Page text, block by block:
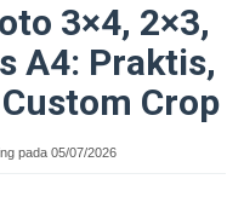
3×4, 2×3,
A4: Praktis,
Crop
pada 05/07/2026